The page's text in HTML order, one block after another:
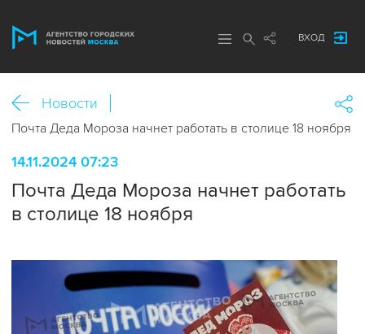
ВХОД
Новости
Почта Деда Мороза начнет работать в столице 18 ноября
14.11.2024 07:23
Почта Деда Мороза начнет работать
в столице 18 ноября